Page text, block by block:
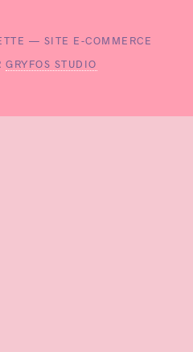
— SITE E-COMMERCE
GRYFOS STUDIO